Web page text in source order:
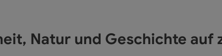
Natur und Geschichte auf